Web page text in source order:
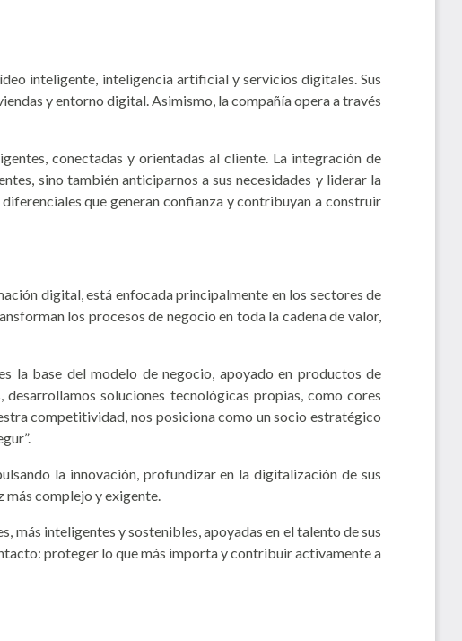
inteligente, inteligencia artificial y servicios digitales. Sus
y entorno digital. Asimismo, la compañía opera a través
conectadas y orientadas al cliente. La integración de
sino también anticiparnos a sus necesidades y liderar la
que generan confianza y contribuyan a construir
digital, está enfocada principalmente en los sectores de
los procesos de negocio en toda la cadena de valor,
la base del modelo de negocio, apoyado en productos de
soluciones tecnológicas propias, como cores
competitividad, nos posiciona como un socio estratégico
la innovación, profundizar en la digitalización de sus
complejo y exigente.
más inteligentes y sostenibles, apoyadas en el talento de sus
proteger lo que más importa y contribuir activamente a